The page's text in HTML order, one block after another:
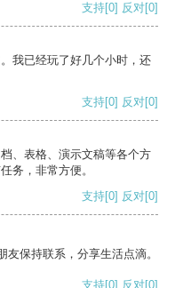
支持[0] 反对[0]
我已经玩了好几个小时，还
支持[0] 反对[0]
、表格、演示文稿等各个方
务，非常方便。
支持[0] 反对[0]
保持联系，分享生活点滴。
支持[0] 反对[0]